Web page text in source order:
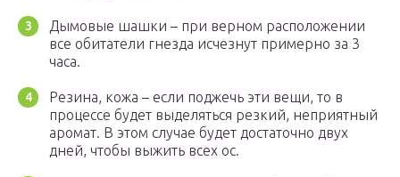
Дымовые шашки – при верном расположении
все обитатели гнезда исчезнут примерно за 3
часа.
Резина, кожа – если поджечь эти вещи, то в
процессе будет выделяться резкий, неприятный
аромат. В этом случае будет достаточно двух
дней, чтобы выжить всех ос.